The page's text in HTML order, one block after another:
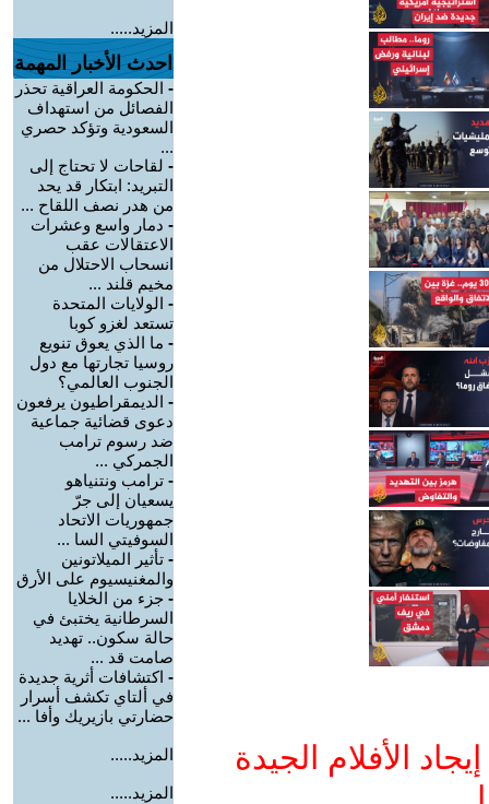
الأفلام الجيدة
المزيد.....
احدث الأخبار المهمة
- الحكومة العراقية تحذر
الفصائل من استهداف
السعودية وتؤكد حصري
...
- لقاحات لا تحتاج إلى
التبريد: ابتكار قد يحد
من هدر نصف اللقاح ...
- دمار واسع وعشرات
الاعتقالات عقب
انسحاب الاحتلال من
مخيم قلند ...
- الولايات المتحدة
تستعد لغزو كوبا
- ما الذي يعوق تنويع
روسيا تجارتها مع دول
الجنوب العالمي؟
- الديمقراطيون يرفعون
دعوى قضائية جماعية
ضد رسوم ترامب
الجمركي ...
- ترامب ونتنياهو
يسعيان إلى جرّ
جمهوريات الاتحاد
السوفيتي السا ...
- تأثير الميلاتونين
والمغنيسيوم على الأرق
- جزء من الخلايا
السرطانية يختبئ في
حالة سكون.. تهديد
صامت قد ...
- اكتشافات أثرية جديدة
في ألتاي تكشف أسرار
حضارتي بازيريك وأفا ...
المزيد.....
المزيد.....